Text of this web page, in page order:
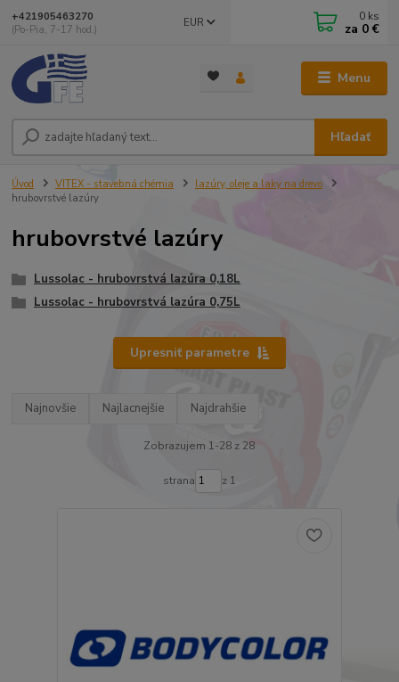
Menu
EUR
Hľadať
+421905463270
(Po-Pia, 7-17 hod.)
0 ks
za 0 €
Úvod VITEX - stavebná chémia
lazúry, oleje a laky na drevo
hrubovrstvé lazúry
hrubovrstvé lazúry
Lussolac - hrubovrstvá lazúra 0,18L
Lussolac - hrubovrstvá lazúra 0,75L
Upresniť parametre
Najnovšie Najlacnejšie Najdrahšie
Zobrazujem 1-28 z 28
strana z 1